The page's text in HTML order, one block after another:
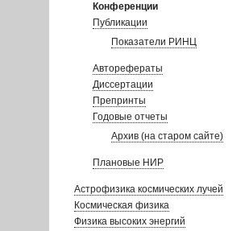
Конференции
Публикации
Показатели РИНЦ
Авторефераты
Диссертации
Препринты
Годовые отчеты
Архив (на старом сайте)
Плановые НИР
Астрофизика космических лучей
Космическая физика
Физика высоких энергий